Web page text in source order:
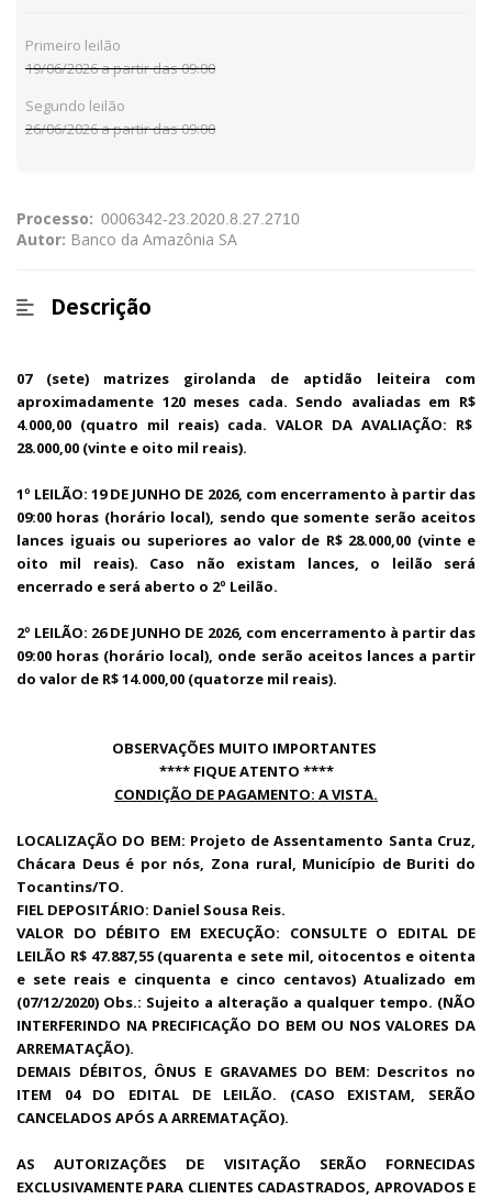
Processo:
Autor: Banco da Amazônia SA
Descrição
07 (sete) matrizes girolanda de aptidão leiteira com
aproximadamente 120 meses cada. Sendo avaliadas em R$
4.000,00 (quatro mil reais) cada. VALOR DA AVALIAÇÃO: R$
28.000,00 (vinte e oito mil reais).
1º LEILÃO: 19 DE JUNHO DE 2026, com encerramento à partir das
09:00 horas (horário local), sendo que somente serão aceitos
lances iguais ou superiores ao valor de R$ 28.000,00 (vinte e
oito mil reais). Caso não existam lances, o leilão será
encerrado e será aberto o 2º Leilão.
2º LEILÃO: 26 DE JUNHO DE 2026, com encerramento à partir das
09:00 horas (horário local), onde serão aceitos lances a partir
do valor de R$ 14.000,00 (quatorze mil reais).
OBSERVAÇÕES MUITO IMPORTANTES
**** FIQUE ATENTO ****
CONDIÇÃO DE PAGAMENTO: A VISTA.
LOCALIZAÇÃO DO BEM: Projeto de Assentamento Santa Cruz,
Chácara Deus é por nós, Zona rural, Município de Buriti do
Tocantins/TO.
FIEL DEPOSITÁRIO: Daniel Sousa Reis.
VALOR DO DÉBITO EM EXECUÇÃO: CONSULTE O EDITAL DE
LEILÃO R$ 47.887,55 (quarenta e sete mil, oitocentos e oitenta
e sete reais e cinquenta e cinco centavos) Atualizado em
(07/12/2020) Obs.: Sujeito a alteração a qualquer tempo. (NÃO
INTERFERINDO NA PRECIFICAÇÃO DO BEM OU NOS VALORES DA
ARREMATAÇÃO).
DEMAIS DÉBITOS, ÔNUS E GRAVAMES DO BEM: Descritos no
ITEM 04 DO EDITAL DE LEILÃO. (CASO EXISTAM, SERÃO
CANCELADOS APÓS A ARREMATAÇÃO).
AS AUTORIZAÇÕES DE VISITAÇÃO SERÃO FORNECIDAS
EXCLUSIVAMENTE PARA CLIENTES CADASTRADOS, APROVADOS E
Primeiro leilão
19/06/2026 a partir das 09:00
Segundo leilão
26/06/2026 a partir das 09:00